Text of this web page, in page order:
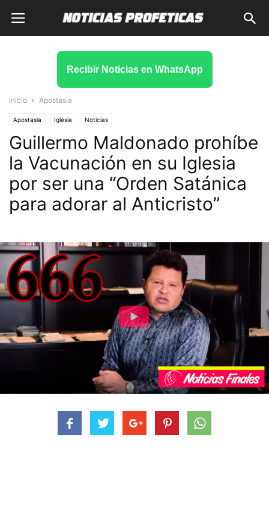
Recibir Noticias en WhatsApp
Inicio Apostasia
Apostasia Iglesia Noticias
Guillermo Maldonado prohíbe
la Vacunación en su Iglesia
por ser una “Orden Satánica
para adorar al Anticristo”